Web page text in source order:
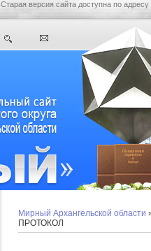
Старая версия сайта доступна по адресу
Мирный Архангельской области
ПРОТОКОЛ